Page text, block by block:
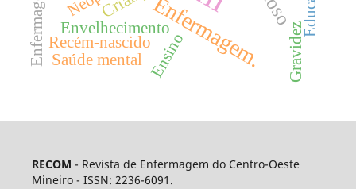
Enfermagem.
Envelhecimento
Ensino
Recém-nascido
Saúde mental Gravidez
RECOM - Revista de Enfermagem do Centro-Oeste
Mineiro - ISSN: 2236-6091.